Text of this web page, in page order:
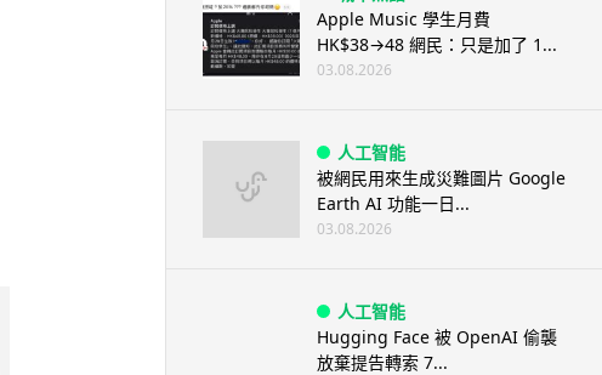
Apple Music 學生月費
HK$38→48 網民：只是加了 1...
03.08.2026
人工智能
被網民用來生成災難圖片 Google
Earth AI 功能一日...
03.08.2026
人工智能
Hugging Face 被 OpenAI 偷襲
放棄提告轉索 7...